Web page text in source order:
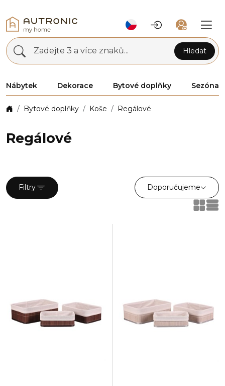
Zadejte 3 a více znaků... Hledat
Nábytek Dekorace Bytové doplňky Sezóna
Bytové doplňky Koše Regálové
Regálové
Filtry Doporučujeme